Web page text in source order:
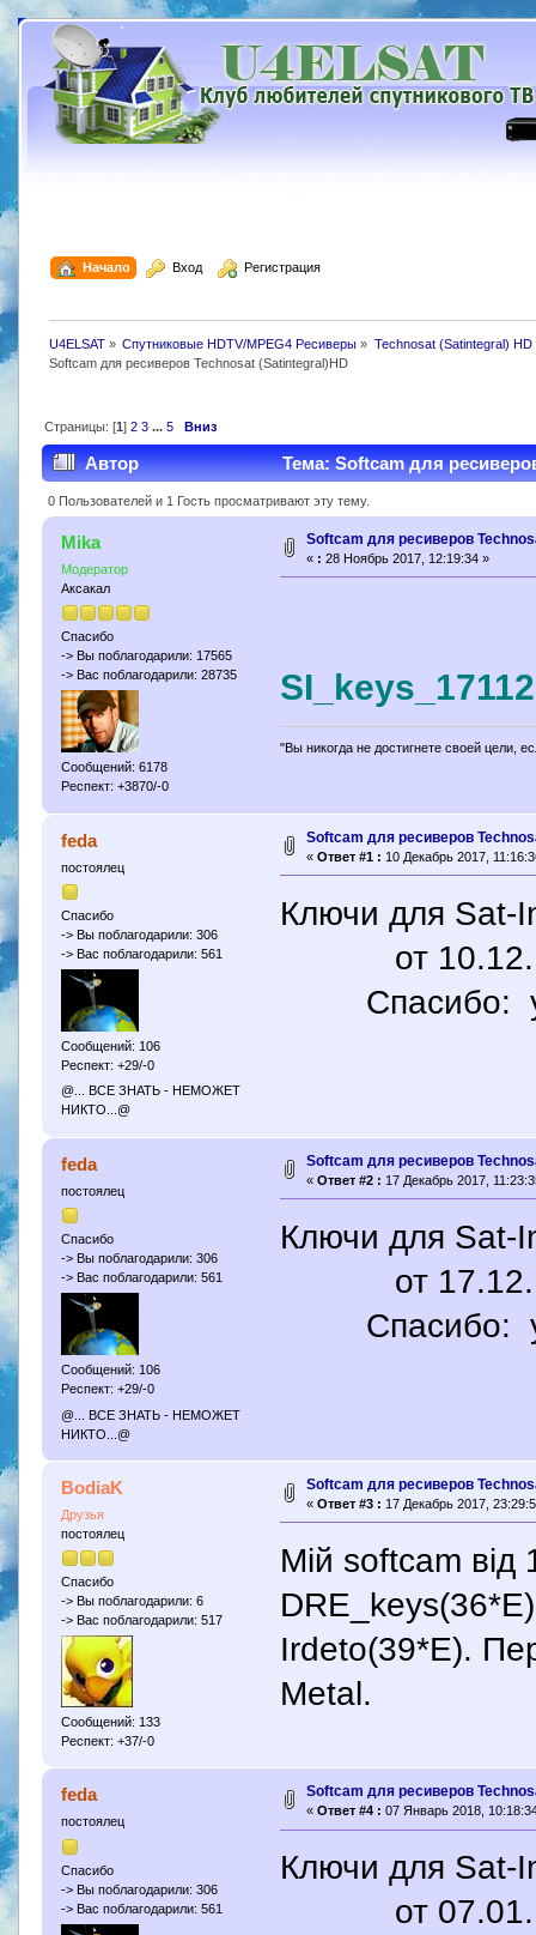
Начало Вход Регистрация
U4ELSAT» Спутниковые HDTV/MPEG4 Ресиверы » Technosat (Satintegral) HD
Softcam для ресиверов Technosat (Satintegral)HD
Страницы: [1] 2 3 ... 5 Вниз
Автор Тема: Softcam для
0 Пользователей и 1 Гость просматривают эту тему.
Mika
Модератор
Аксакал
Спасибо
-> Вы поблагодарили: 17565
-> Вас поблагодарили: 28735
Сообщений: 6178
Респект: +3870/-0
Softcam для ресиверов
« : 28 Ноябрь 2017, 12:19:34 »
"Вы никогда не достигнете своей цели,
feda
постоялец
Спасибо
-> Вы поблагодарили: 306
-> Вас поблагодарили: 561
Сообщений: 106
Респект: +29/-0
@... ВСЕ ЗНАТЬ - НЕМОЖЕТ
НИКТО...@
Softcam для ресиверов
« Ответ #1 : 10 Декабрь 2017,
Ключи для Sat-
от
Спасибо:
feda
постоялец
Спасибо
-> Вы поблагодарили: 306
-> Вас поблагодарили: 561
Сообщений: 106
Респект: +29/-0
@... ВСЕ ЗНАТЬ - НЕМОЖЕТ
НИКТО...@
Softcam для ресиверов
« Ответ #2 : 17 Декабрь 2017,
Ключи для Sat-
от
Спасибо:
BodiaK
Друзья
постоялец
Спасибо
-> Вы поблагодарили: 6
-> Вас поблагодарили: 517
Сообщений: 133
Респект: +37/-0
Softcam для ресиверов
« Ответ #3 : 17 Декабрь 2017,
Мій softcam
Irdeto(39*E).
Metal.
feda
постоялец
Спасибо
-> Вы поблагодарили: 306
-> Вас поблагодарили: 561
Softcam для ресиверов
« Ответ #4 : 07 Январь 2018,
Ключи для Sat-
от